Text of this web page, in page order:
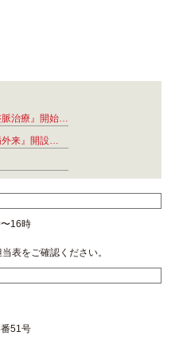
脈治療』開始…
外来』開設…
16時
表をご確認ください。
51号